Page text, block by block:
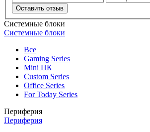
Оставить отзыв
Системные блоки
Системные блоки
Все
Gaming Series
Mini ПК
Custom Series
Office Series
For Today Series
Периферия
Периферия